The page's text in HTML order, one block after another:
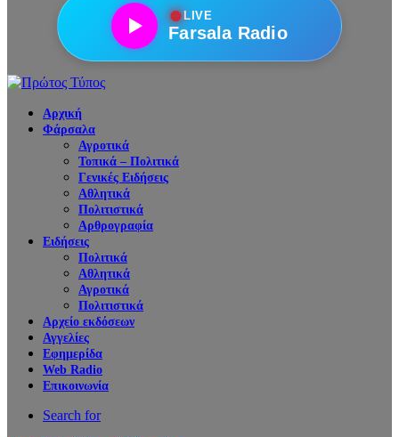
●LIVE
Farsala Radio
Αρχική
Φάρσαλα
Αγροτικά
Τοπικά – Πολιτικά
Γενικές Ειδήσεις
Αθλητικά
Πολιτιστικά
Αρθρογραφία
Ειδήσεις
Πολιτικά
Αθλητικά
Αγροτικά
Πολιτιστικά
Αρχείο εκδόσεων
Αγγελίες
Εφημερίδα
Web Radio
Επικοινωνία
Search for